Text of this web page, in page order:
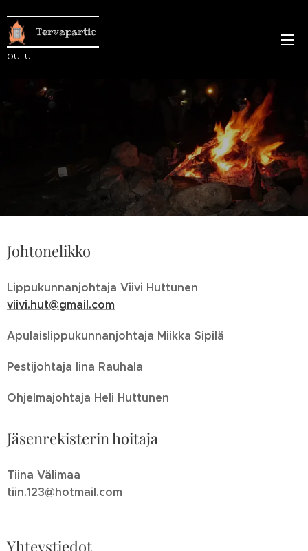
Tervapartio
OULU
Johtonelikko
Lippukunnanjohtaja Viivi Huttunen
viivi.hut@gmail.com
Apulaislippukunnanjohtaja Miikka Sipilä
Pestijohtaja Iina Rauhala
Ohjelmajohtaja Heli Huttunen
Jäsenrekisterin hoitaja
Tiina Välimaa
tiin.123@hotmail.com
Yhteystiedot